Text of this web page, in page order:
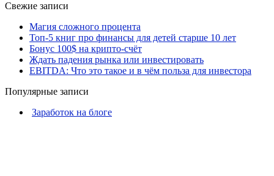
Свежие записи
Магия сложного процента
Топ-5 книг про финансы для детей старше 10 лет
Бонус 100$ на крипто-счёт
​Ждать падения рынка или инвестировать
​EBITDA: Что это такое и в чём польза для инвестора
Популярные записи
Заработок на блоге